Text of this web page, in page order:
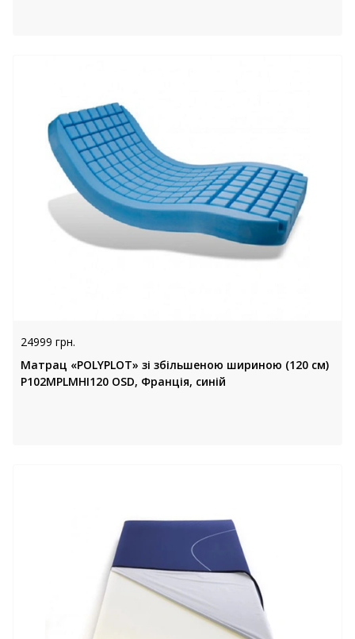
24999 грн.
Матрац «POLYPLOT» зі збільшеною шириною (120 см)
P102MPLMHI120 OSD, Франція, синій